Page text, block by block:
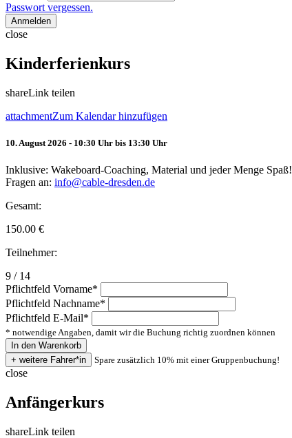
Passwort vergessen.
Anmelden
close
Kinderferienkurs
shareLink teilen
attachmentZum Kalendar hinzufügen
10. August 2026 - 10:30 Uhr bis 13:30 Uhr
Inklusive: Wakeboard-Coaching, Material und jeder Menge Spaß!
Fragen an: info@cable-dresden.de
Gesamt:
150.00 €
Teilnehmer:
9 / 14
Pflichtfeld Vorname*
Pflichtfeld Nachname*
Pflichtfeld E-Mail*
* notwendige Angaben, damit wir die Buchung richtig zuordnen können
Spare zusätzlich 10% mit einer Gruppenbuchung!
close
Anfängerkurs
shareLink teilen